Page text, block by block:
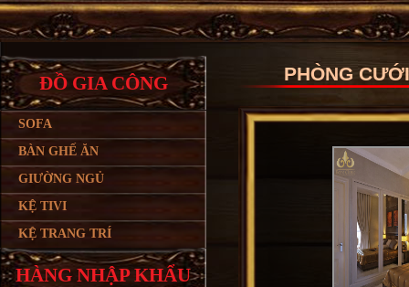
ĐỒ GIA CÔNG
SOFA
BÀN GHẾ ĂN
GIƯỜNG NGỦ
KỆ TIVI
KỆ TRANG TRÍ
HÀNG NHẬP KHẨU
PHÒNG